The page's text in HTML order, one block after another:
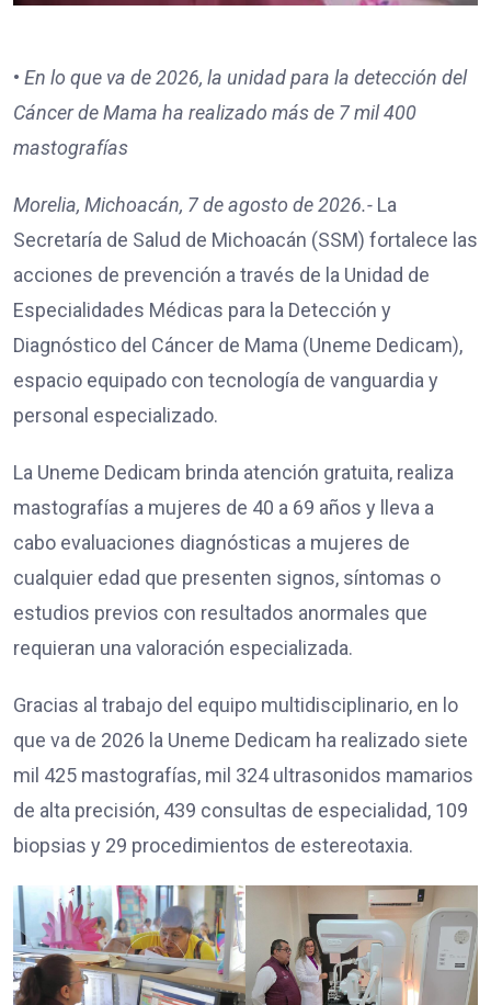
•⁠ ⁠En lo que va de 2026, la unidad para la detección del
Cáncer de Mama ha realizado más de 7 mil 400
mastografías
Morelia, Michoacán, 7 de agosto de 2026.- La
Secretaría de Salud de Michoacán (SSM) fortalece las
acciones de prevención a través de la Unidad de
Especialidades Médicas para la Detección y
Diagnóstico del Cáncer de Mama (Uneme Dedicam),
espacio equipado con tecnología de vanguardia y
personal especializado.
La Uneme Dedicam brinda atención gratuita, realiza
mastografías a mujeres de 40 a 69 años y lleva a
cabo evaluaciones diagnósticas a mujeres de
cualquier edad que presenten signos, síntomas o
estudios previos con resultados anormales que
requieran una valoración especializada.
Gracias al trabajo del equipo multidisciplinario, en lo
que va de 2026 la Uneme Dedicam ha realizado siete
mil 425 mastografías, mil 324 ultrasonidos mamarios
de alta precisión, 439 consultas de especialidad, 109
biopsias y 29 procedimientos de estereotaxia.